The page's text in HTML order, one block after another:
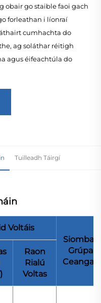
obair go staible faoi gach
forleathan i líonraí
cumhachta do
ag soláthar réitigh
agus éifeachtúla do
Tuilleadh Táirgí
Voltáis
Siombail
Grúpa
Ceangail
Raon
Rialú
Voltas